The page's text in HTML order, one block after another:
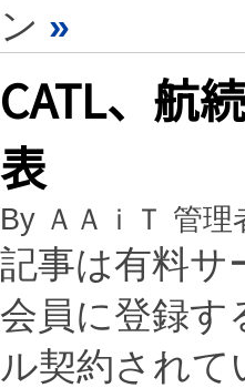
ン »
CATL、航
表
By ＡＡｉＴ 管理
記事は有料サ
会員に登録す
ル契約され